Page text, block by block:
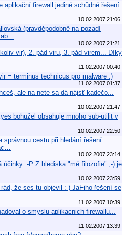
aplikační firewall jediné schůdné řešení.
10.02.2007 21:06
(pravděpodobně na pozadí
10.02.2007 21:21
vir), 2. pád viru, 3. pád virem... Díky
11.02.2007 00:40
= terminus technicus pro malware :)
11.02.2007 01:37
ale na nete sa dá nájsť kadečo...
10.02.2007 21:47
bohužel obsahuje mnoho sub-utilit v
10.02.2007 22:50
cestu při hledání řešení.
10.02.2007 23:14
účinky :-P Z hlediska "mé filozofie" ;-) je
10.02.2007 23:59
že ses tu objevil :-) JaFiho řešení se
11.02.2007 10:39
o smyslu aplikacnich firewallu...
11.02.2007 13:39